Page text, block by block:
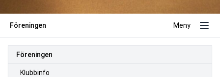
Föreningen Meny
Föreningen
Klubbinfo